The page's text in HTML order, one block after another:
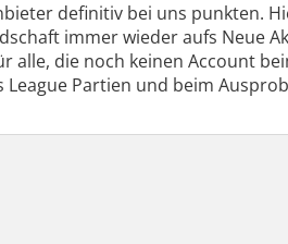
definitiv bei uns punkten.
immer wieder aufs Neue
die noch keinen Account
Partien und beim